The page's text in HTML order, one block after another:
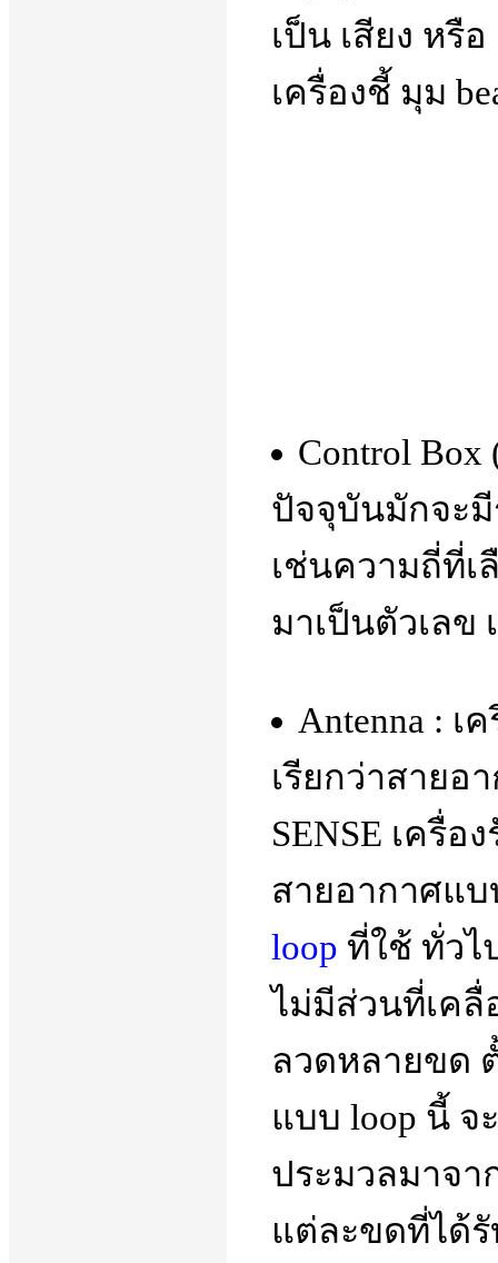
เป็น เสียง ห
เครื่องชี้ มุม
Control Box
ปัจจุบันมักจะ
เช่นความถี่ที่
มาเป็นตัวเลข
Antenna :
เรียกว่าสายอ
SENSE เครื่
สายอากาศแบ
loop ที่ใช้ ทั่ว
ไม่มีส่วนที่เค
ลวดหลายขด
แบบ loop นี้
ประมวลมาจ
แต่ละขดที่ได้